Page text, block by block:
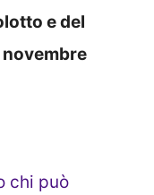
e del
chi può